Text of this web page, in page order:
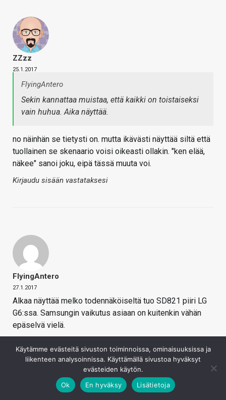
ZZzz
25.1.2017
FlyingAntero
Sekin kannattaa muistaa, että kaikki on toistaiseksi
vain huhua. Aika näyttää.
no näinhän se tietysti on. mutta ikävästi näyttää siltä että
tuollainen se skenaario voisi oikeasti ollakin. "ken elää,
näkee" sanoi joku, eipä tässä muuta voi.
Kirjaudu sisään vastataksesi
FlyingAntero
27.1.2017
Alkaa näyttää melko todennäköiseltä tuo SD821 piiri LG
G6:ssa. Samsungin vaikutus asiaan on kuitenkin vähän
epäselvä vielä.
HTC: Snapdragon 835 Not Coming with MWC Flagships,
New HTC Phone Coming when Processor Arrives
Chialin Chang,President of Smartphones and
Connected Devicesat HTC,told tbreakthat every
Käytämme evästeitä sivuston toiminnoissa, ominaisuuksissa ja
liikenteen analysoinnissa. Käyttämällä sivustoa hyväksyt
evästeiden käytön.
Ok
En hyväksy Lisätietoja